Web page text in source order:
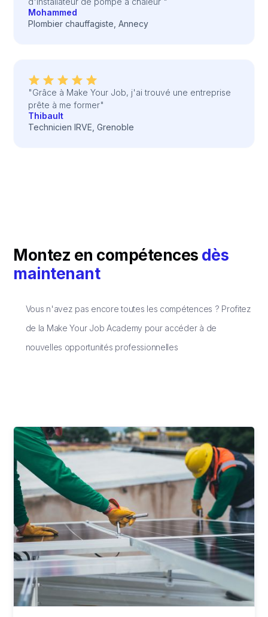
Mohammed
Plombier chauffagiste, Annecy
"Grâce à Make Your Job, j'ai trouvé une entreprise
prête à me former"
Thibault
Technicien IRVE, Grenoble
Montez en compétences dès
maintenant
Vous n'avez pas encore toutes les compétences ? Profitez
de la Make Your Job Academy pour accéder à de
nouvelles opportunités professionnelles